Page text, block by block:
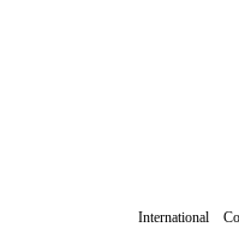
International